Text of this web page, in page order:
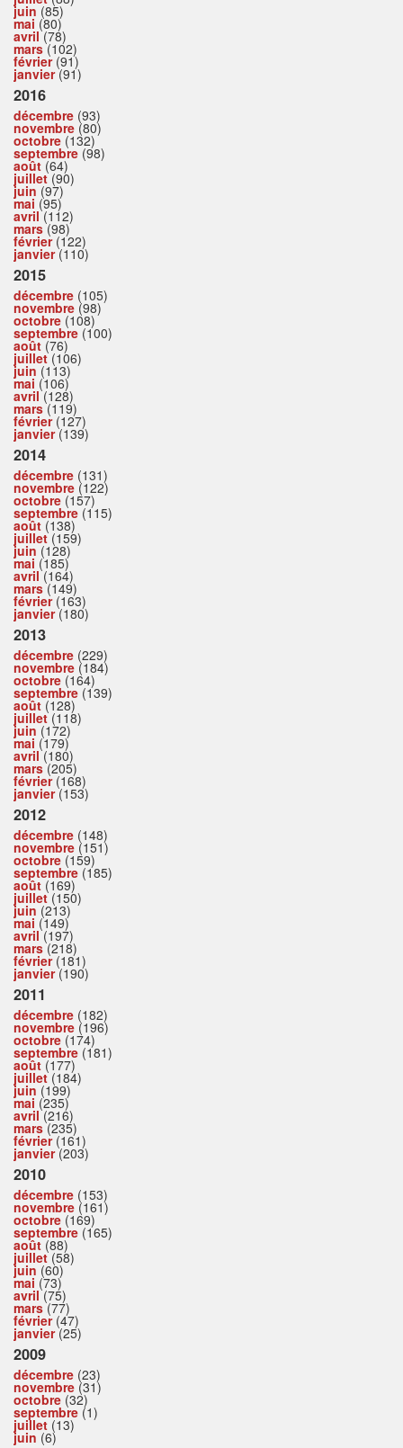
juin (85)
mai (80)
avril(78)
mars(102)
février(91)
janvier(91)
2016
décembre (93)
novembre (80)
octobre (132)
septembre (98)
août (64)
juillet(90)
juin (97)
mai (95)
avril(112)
mars(98)
février(122)
janvier(110)
2015
décembre (105)
novembre (98)
octobre (108)
septembre (100)
août (76)
juillet(106)
juin (113)
mai (106)
avril(128)
mars(119)
février(127)
janvier(139)
2014
décembre (131)
novembre (122)
octobre (157)
septembre (115)
août (138)
juillet(159)
juin (128)
mai (185)
avril(164)
mars(149)
février(163)
janvier(180)
2013
décembre (229)
novembre (184)
octobre (164)
septembre (139)
août (128)
juillet(118)
juin (172)
mai (179)
avril(180)
mars(205)
février(168)
janvier(153)
2012
décembre (148)
novembre (151)
octobre (159)
septembre (185)
août (169)
juillet(150)
juin (213)
mai (149)
avril(197)
mars(218)
février(181)
janvier(190)
2011
décembre (182)
novembre (196)
octobre (174)
septembre (181)
août (177)
juillet(184)
juin (199)
mai (235)
avril(216)
mars(235)
février(161)
janvier(203)
2010
décembre (153)
novembre (161)
octobre (169)
septembre (165)
août (88)
juillet(58)
juin (60)
mai (73)
avril(75)
mars(77)
février(47)
janvier(25)
2009
décembre (23)
novembre (31)
octobre (32)
septembre (1)
juillet (13)
juin (6)